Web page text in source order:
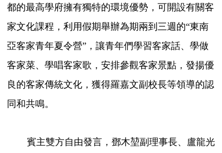
都的最高學府擁有獨特的環境優勢，可開設有關客
家文化課程，利用假期舉辦為期兩到三週的“東南
亞客家青年夏令營”，讓青年們學習客家話、學做
客家菜、學唱客家歌，安排參觀客家景點，發揚優
良的客家傳統文化，獲得羅嘉文副校長等領導的認
同和共鳴。
賓主雙方自由發言，鄧木堃副理事長、盧龍光